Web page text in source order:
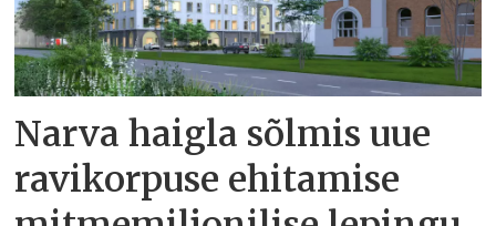
Narva haigla sõlmis uue
ravikorpuse ehitamise